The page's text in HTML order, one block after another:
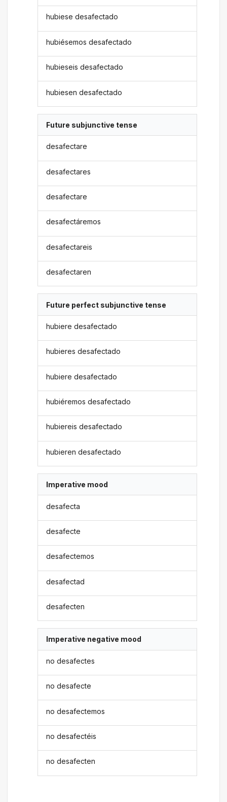
hubiese desafectado
hubiésemos desafectado
hubieseis desafectado
hubiesen desafectado
Future subjunctive tense
desafectare
desafectares
desafectare
desafectáremos
desafectareis
desafectaren
Future perfect subjunctive tense
hubiere desafectado
hubieres desafectado
hubiere desafectado
hubiéremos desafectado
hubiereis desafectado
hubieren desafectado
Imperative mood
desafecta
desafecte
desafectemos
desafectad
desafecten
Imperative negative mood
no desafectes
no desafecte
no desafectemos
no desafectéis
no desafecten